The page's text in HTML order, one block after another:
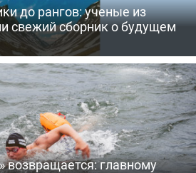
до рангов: ученые из
свежий сборник о будущем
возвращается: главному